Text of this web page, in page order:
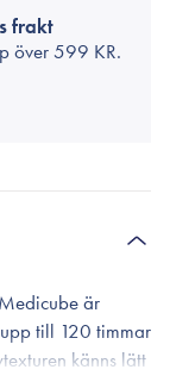
frakt
över599 KR.
är
till 120 timmar
känns lätt